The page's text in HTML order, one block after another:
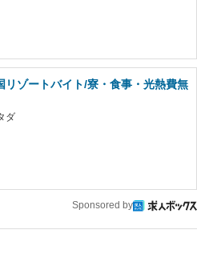
ゾートバイト/寮・食事・光熱費無
ダ
Sponsored by